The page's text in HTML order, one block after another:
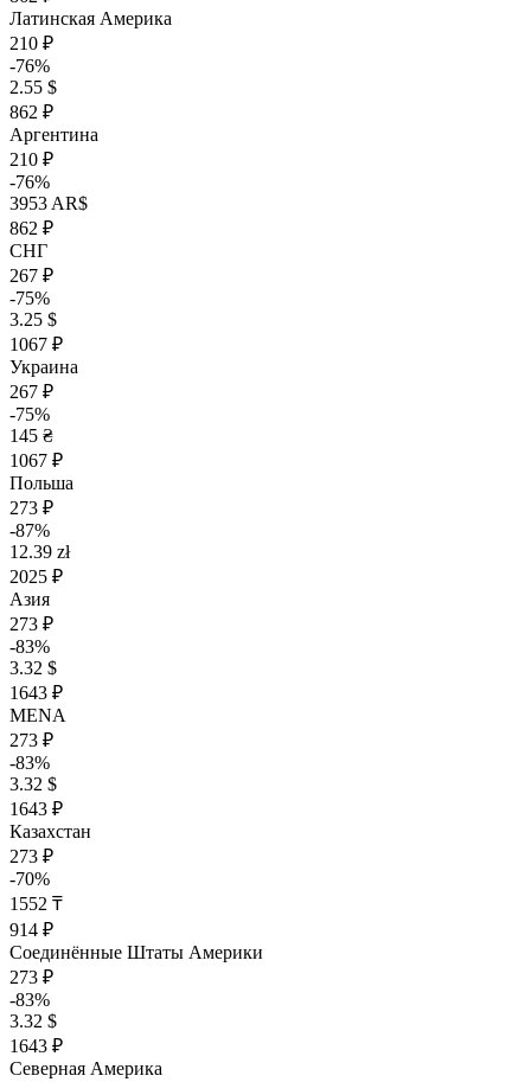
Латинская Америка
210 ₽
-76%
2.55 $
862 ₽
Аргентина
210 ₽
-76%
3953 AR$
862 ₽
СНГ
267 ₽
-75%
3.25 $
1067 ₽
Украина
267 ₽
-75%
145 ₴
1067 ₽
Польша
273 ₽
-87%
12.39 zł
2025 ₽
Азия
273 ₽
-83%
3.32 $
1643 ₽
MENA
273 ₽
-83%
3.32 $
1643 ₽
Казахстан
273 ₽
-70%
1552 ₸
914 ₽
Соединённые Штаты Америки
273 ₽
-83%
3.32 $
1643 ₽
Северная Америка